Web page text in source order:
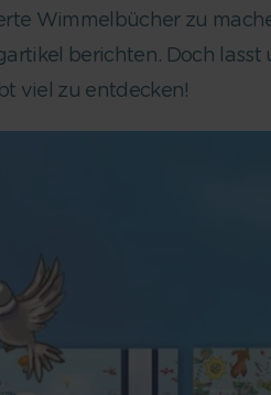
Wimmelbücher zu
berichten. Doch
viel zu entdecken!